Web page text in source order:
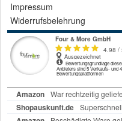
Impressum
Widerrufsbelehrung